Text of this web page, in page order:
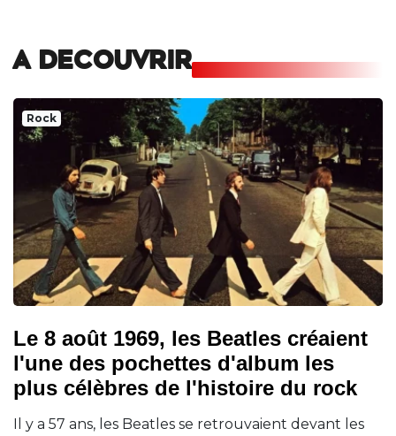
A DECOUVRIR
Rock
Le 8 août 1969, les Beatles créaient
l'une des pochettes d'album les
plus célèbres de l'histoire du rock
Il y a 57 ans, les Beatles se retrouvaient devant les